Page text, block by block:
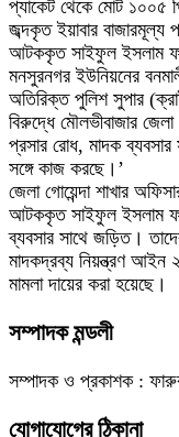
প্যাকেট থেকে মোট ১০০৫
জব্দকৃত ইয়াবার বাজারমূল্য
আটককৃত সাইফুল ইসলাম
মনসুরনগর ইউনিয়নের
অতিরিক্ত পুলিশ সুপার
বিরুদ্ধে মৌলভীবাজার
প্রসার রোধ, মাদক
সঙ্গে কাজ করছে।’
জেলা গোয়েন্দা শাখার
আটককৃত সাইফুল ইসলাম
ব্যবসার সাথে জড়িত।
মাদকদ্রব্য নিয়ন্ত্রণ
মামলা দায়ের করা হয়েছে।
সম্পাদক মন্ডলী
সম্পাদক ও প্রকাশক :
যোগাযোগের ঠিকানা